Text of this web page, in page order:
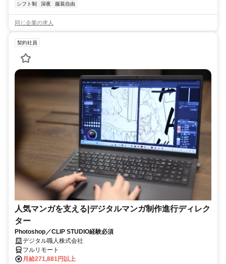
シフト制 深夜 服装自由
同じ企業の求人
契約社員
人気マンガを支える|デジタルマンガ制作進行ディレク
ター
Photoshop／CLIP STUDIO経験必須
デジタル職人株式会社
フルリモート
月給271,881円以上